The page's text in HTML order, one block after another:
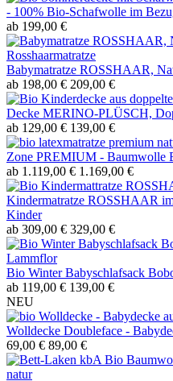
- 100% Bio-Schafwolle im
ab 199,00 €
Babymatratze ROSSHAAR,
ab 198,00 € 209,00 €
Decke MERINO-PLÜSCH,
ab 129,00 € 139,00 €
Zone PREMIUM - Baumwolle
ab 1.119,00 € 1.169,00 €
Kindermatratze ROSSHAAR
Kinder
ab 309,00 € 329,00 €
Bio Winter Babyschlafsack
ab 119,00 € 139,00 €
NEU
Wolldecke Doubleface -
69,00 € 89,00 €